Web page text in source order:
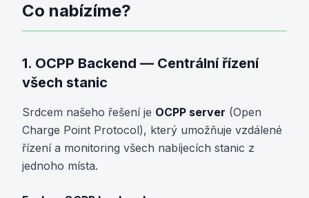
Co nabízíme?
1. OCPP Backend — Centrální řízení
všech stanic
Srdcem našeho řešení je OCPP server (Open
Charge Point Protocol), který umožňuje vzdálené
řízení a monitoring všech nabíjecích stanic z
jednoho místa.